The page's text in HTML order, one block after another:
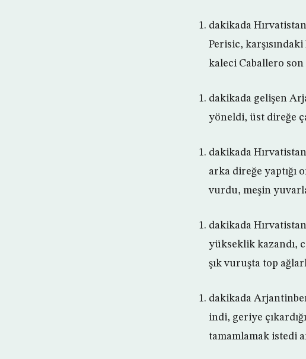
dakikada
Perisic,
kaleci Caballero
dakikada gelişen
yöneldi, üst direğe
dakikada
arka direğe yaptığı
vurdu, meşin
dakikada
yükseklik kazandı,
şık vuruşta top
dakikada
indi, geriye
tamamlamak istedi